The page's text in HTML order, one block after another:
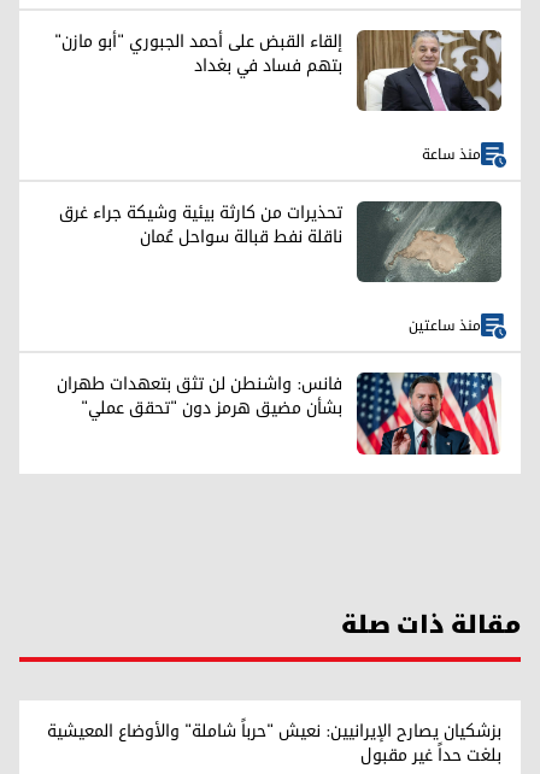
إلقاء القبض على أحمد الجبوري "أبو مازن"
بتهم فساد في بغداد
منذ ساعة
تحذيرات من كارثة بيئية وشيكة جراء غرق
ناقلة نفط قبالة سواحل عُمان
منذ ساعتين
فانس: واشنطن لن تثق بتعهدات طهران
بشأن مضيق هرمز دون "تحقق عملي"
مقالة ذات صلة
بزشكيان يصارح الإيرانيين: نعيش "حرباً شاملة" والأوضاع المعيشية
بلغت حداً غير مقبول